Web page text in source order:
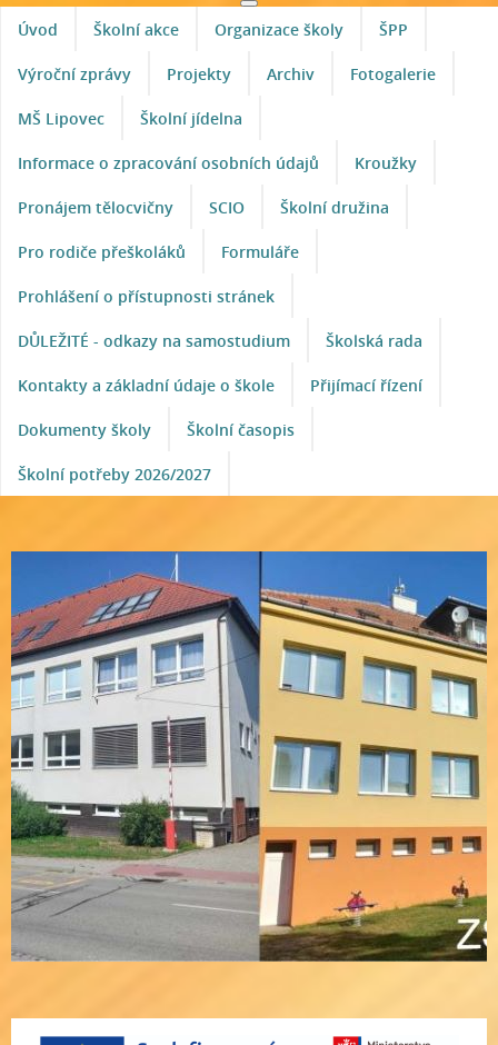
Úvod Školní akce Organizace školy ŠPP
Výroční zprávy Projekty Archiv Fotogalerie
MŠ Lipovec Školní jídelna
Informace o zpracování osobních údajů Kroužky
Pronájem tělocvičny SCIO Školní družina
Pro rodiče přeškoláků Formuláře
Prohlášení o přístupnosti stránek
DŮLEŽITÉ - odkazy na samostudium Školská rada
Kontakty a základní údaje o škole Přijímací řízení
Dokumenty školy Školní časopis
Školní potřeby 2026/2027